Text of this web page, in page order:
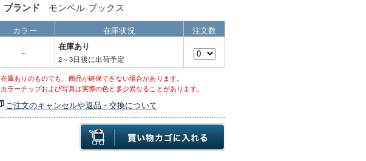
ブランド モンベル ブックス
カラー 在庫状況
注文数
－
在庫あり
2～3日後に出荷予定
在庫ありのものでも、商品が確保できない場合があります。
カラーチップおよび写真は実際の色と多少異なることがあります。
ご注文のキャンセルや返品・交換について